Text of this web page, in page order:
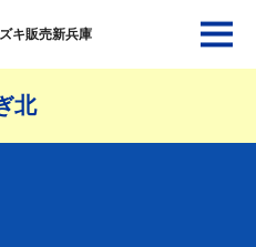
キ販売新兵庫
北